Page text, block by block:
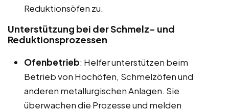
Reduktionsöfen zu.
Unterstützung bei der Schmelz- und
Reduktionsprozessen
Ofenbetrieb: Helfer unterstützen beim
Betrieb von Hochöfen, Schmelzöfen und
anderen metallurgischen Anlagen. Sie
überwachen die Prozesse und melden